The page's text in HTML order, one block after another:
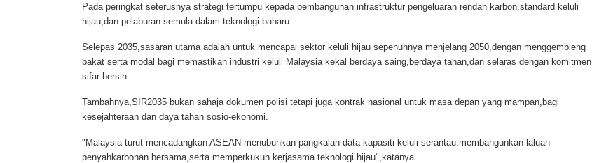
Pada peringkat seterusnya strategi tertumpu kepada pembangunan infrastruktur pengeluaran rendah karbon,standard keluli
hijau,dan pelaburan semula dalam teknologi baharu.
Selepas 2035,sasaran utama adalah untuk mencapai sektor keluli hijau sepenuhnya menjelang 2050,dengan menggembleng
bakat serta modal bagi memastikan industri keluli Malaysia kekal berdaya saing,berdaya tahan,dan selaras dengan komitmen
sifar bersih.
Tambahnya,SIR2035 bukan sahaja dokumen polisi tetapi juga kontrak nasional untuk masa depan yang mampan,bagi
kesejahteraan dan daya tahan sosio-ekonomi.
"Malaysia turut mencadangkan ASEAN menubuhkan pangkalan data kapasiti keluli serantau,membangunkan laluan
penyahkarbonan bersama,serta memperkukuh kerjasama teknologi hijau",katanya.